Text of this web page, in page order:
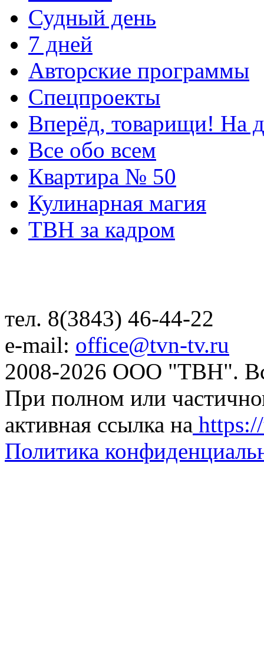
Судный день
7 дней
Авторские программы
Спецпроекты
Вперёд, товарищи! На
Все обо всем
Квартира № 50
Кулинарная магия
ТВН за кадром
тел. 8(3843) 46-44-22
e-mail: office@tvn-tv.ru
2008-2026 ООО "ТВН".
При полном или
активная ссылка на
Политика